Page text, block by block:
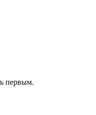
первым.